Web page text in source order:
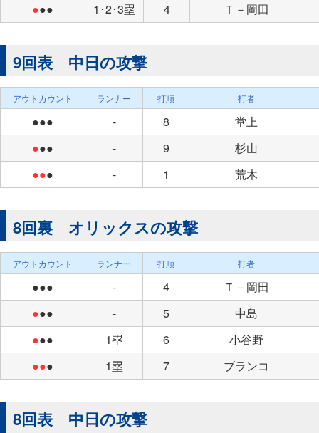
●●● 1･2･3塁 4 Ｔ－岡田
9回表 中日の攻撃
アウトカウント ランナー 打順 打者
●●● - 8
堂上
●●● - 9
杉山
●●● - 1 荒木
8回裏 オリックスの攻撃
アウトカウント ランナー 打順 打者
●●● - 4
Ｔ－岡田
●●● - 5
中島
●●● 1塁 6
小谷野
●●● 1塁 7 ブランコ
8回表 中日の攻撃